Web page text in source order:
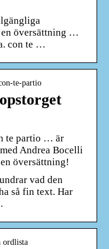
en översättning …
con te …
te-partio
te partio … är
Andrea Bocelli
översättning!
vad den
så fin text. Har
ordlista